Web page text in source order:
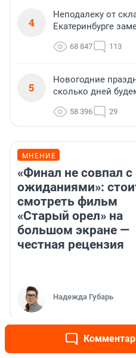
4
Неподалеку от
Екатеринбурге
68 847 113
5
Новогодние
сколько дней
58 396 29
МНЕНИЕ
«Финал не совпал с
ожиданиями»:
смотреть фильм
«Старый орел» на
большом экране —
честная рецензия
Надежда Губарь